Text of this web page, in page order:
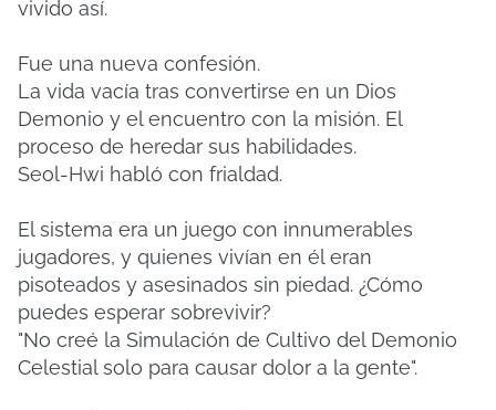
vivido así.
Fue una nueva confesión.
La vida vacía tras convertirse en un Dios
Demonio y el encuentro con la misión. El
proceso de heredar sus habilidades.
Seol-Hwi habló con frialdad.
El sistema era un juego con innumerables
jugadores, y quienes vivían en él eran
pisoteados y asesinados sin piedad. ¿Cómo
puedes esperar sobrevivir?
"No creé la Simulación de Cultivo del Demonio
Celestial solo para causar dolor a la gente".